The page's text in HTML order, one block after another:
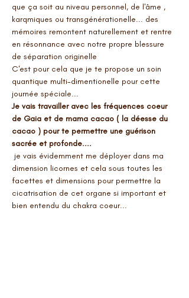
que ça soit au niveau personnel, de l'âme ,
karqmiques ou transgénérationelle... des
mémoires remontent naturellement et rentre
en résonnance avec notre propre blessure
de séparation originelle
C'est pour cela que je te propose un soin
quantique multi-dimentionelle pour cette
journée spéciale...
Je vais travailler avec les fréquences coeur
de Gaia et de mama cacao ( la déesse du
cacao ) pour te permettre une guérison
sacrée et profonde....
je vais évidemment me déployer dans ma
dimension licornes et cela sous toutes les
facettes et dimensions pour permettre la
cicatrisation de cet organe si important et
bien entendu du chakra coeur...